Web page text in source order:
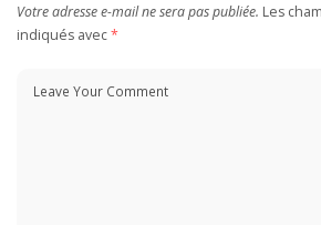
Votre adresse e-mail ne sera pas publiée. Les
indiqués avec*